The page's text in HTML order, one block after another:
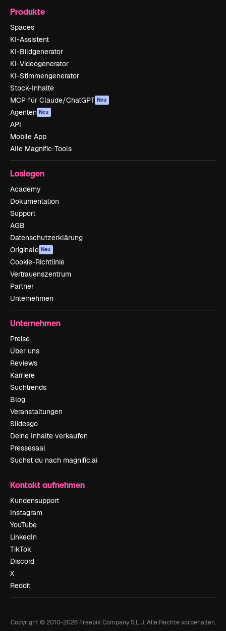
Produkte
Spaces
KI-Assistent
KI-Bildgenerator
KI-Videogenerator
KI-Stimmengenerator
Stock-Inhalte
MCP für Claude/ChatGPT Neu
Agenten Neu
API
Mobile App
Alle Magnific-Tools
Loslegen
Academy
Dokumentation
Support
AGB
Datenschutzerklärung
Originale Neu
Cookie-Richtlinie
Vertrauenszentrum
Partner
Unternehmen
Unternehmen
Preise
Über uns
Reviews
Karriere
Suchtrends
Blog
Veranstaltungen
Slidesgo
Deine Inhalte verkaufen
Pressesaal
Suchst du nach magnific.ai
Kontakt aufnehmen
Kundensupport
Instagram
YouTube
LinkedIn
TikTok
Discord
X
Reddit
Copyright © 2010-2026Freepik Company S.L.U. Alle Rechte vorbehalten.